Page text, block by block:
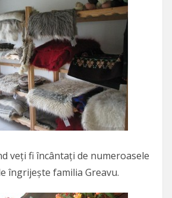
veți fi încântați de numeroasele
îngrijește familia Greavu.